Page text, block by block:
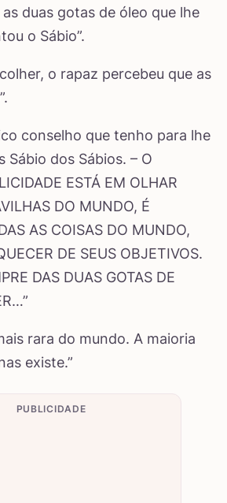
duas gotas de óleo que lhe
o Sábio”.
o rapaz percebeu que as
conselho que tenho para lhe
Sábio dos Sábios. – O
ESTÁ EM OLHAR
DO MUNDO, É
AS COISAS DO MUNDO,
DE SEUS OBJETIVOS.
DAS DUAS GOTAS DE
rara do mundo. A maioria
existe.”
PUBLICIDADE